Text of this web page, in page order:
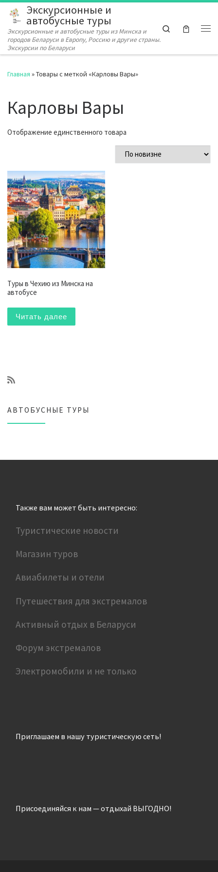
Перейти к содержимому
Экскурсионные и
автобусные туры
Экскурсионные и автобусные туры из Минска и
городов Беларуси в Европу, Россию и другие страны.
Экскурсии по Беларуси
Search
Главная »Товары с меткой «Карловы Вары»
Карловы Вары
Отображение единственного товара
Туры в Чехию из Минска на
автобусе
Читать далее
АВТОБУСНЫЕ ТУРЫ
Также вам может быть интересно:
Туристические новости
Магазин туров
Авиабилеты и отели
Путешествия для экстремалов
Активный отдых в Беларуси
Форум экстремалов
Электромобили и не только
Приглашаем в нашу туристическую сеть!
Присоединяйся к нам — отдыхай ВЫГОДНО!